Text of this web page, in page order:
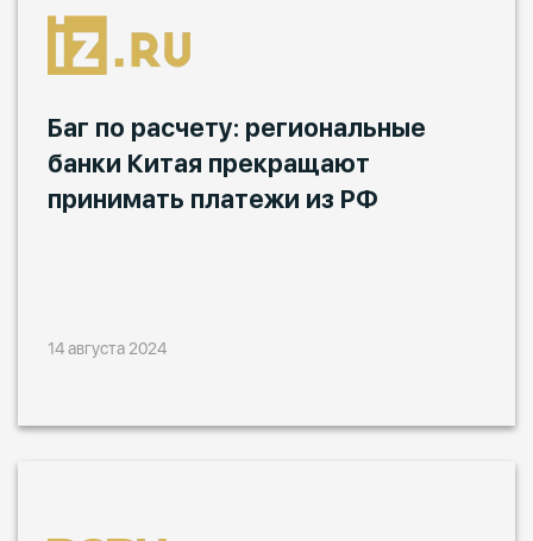
Баг по расчету: региональные
банки Китая прекращают
принимать платежи из РФ
14 августа 2024